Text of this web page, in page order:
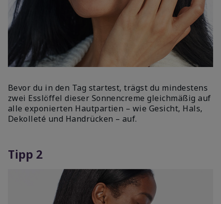
Bevor du in den Tag startest, trägst du mindestens
zwei Esslöffel dieser Sonnencreme gleichmäßig auf
alle exponierten Hautpartien – wie Gesicht, Hals,
Dekolleté und Handrücken – auf.
Tipp 2